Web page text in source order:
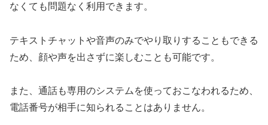
なくても問題なく利用できます。
テキストチャットや音声のみでやり取りすることもできる
ため、顔や声を出さずに楽しむことも可能です。
また、通話も専用のシステムを使っておこなわれるため、
電話番号が相手に知られることはありません。